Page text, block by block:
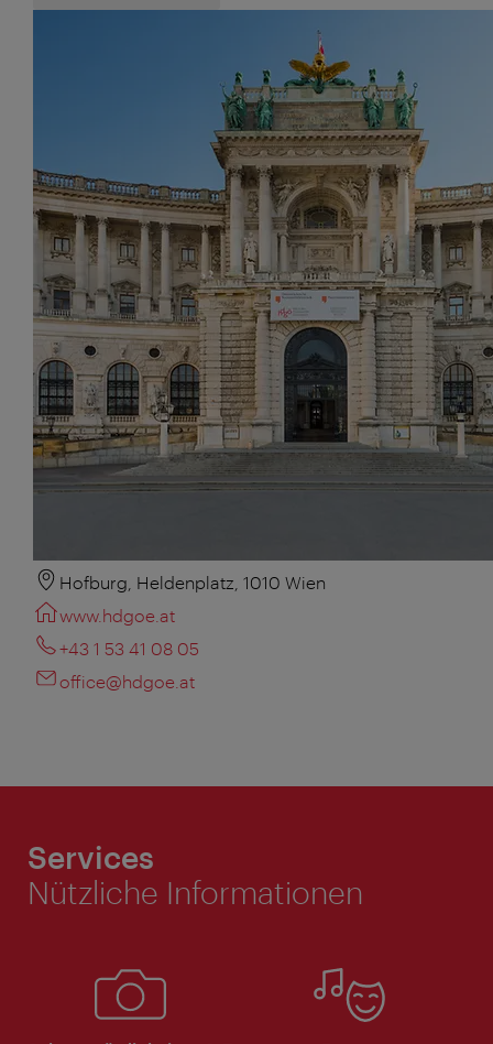
Hofburg, Heldenplatz, 1010 Wien
www.hdgoe.at
+43 1 53 41 08 05
office@hdgoe.at
Services
Nützliche Informationen